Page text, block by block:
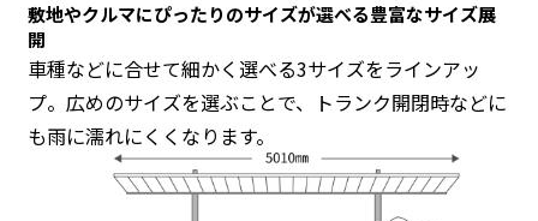
敷地やクルマにぴったりのサイズが選べる豊富なサイズ展
開
車種などに合せて細かく選べる3サイズをラインアッ
プ。広めのサイズを選ぶことで、トランク開閉時などに
も雨に濡れにくくなります。